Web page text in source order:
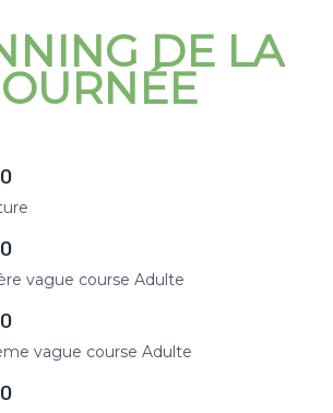
DE LA
vague course Adulte
vague course Adulte